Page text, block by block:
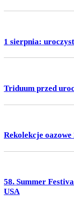
1 sierpnia:
Triduum przed
Rekolekcje oazowe
58. Summer
USA